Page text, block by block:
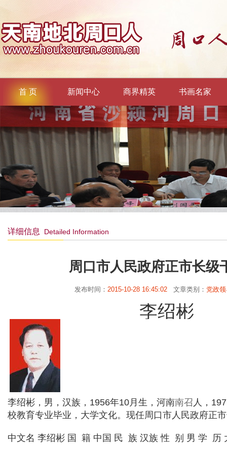
首 页 新闻中心 商界精英 书画名家
详细信息 Detailed Information
周口市人民政府正市长级
发布时间： 2015-10-28 16:45:02文章类别： 党政
李绍彬
李绍彬，男，汉族，1956年10月生，河南南召 人，
校教育专业毕业，大学文化。现任周口市人民政府正
中文名 李绍彬 国 籍 中国 民 族 汉族 性 别 男 学 历